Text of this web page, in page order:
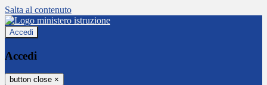
Salta al contenuto
Accedi
Accedi
button close ×